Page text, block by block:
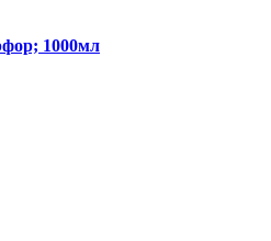
1000мл